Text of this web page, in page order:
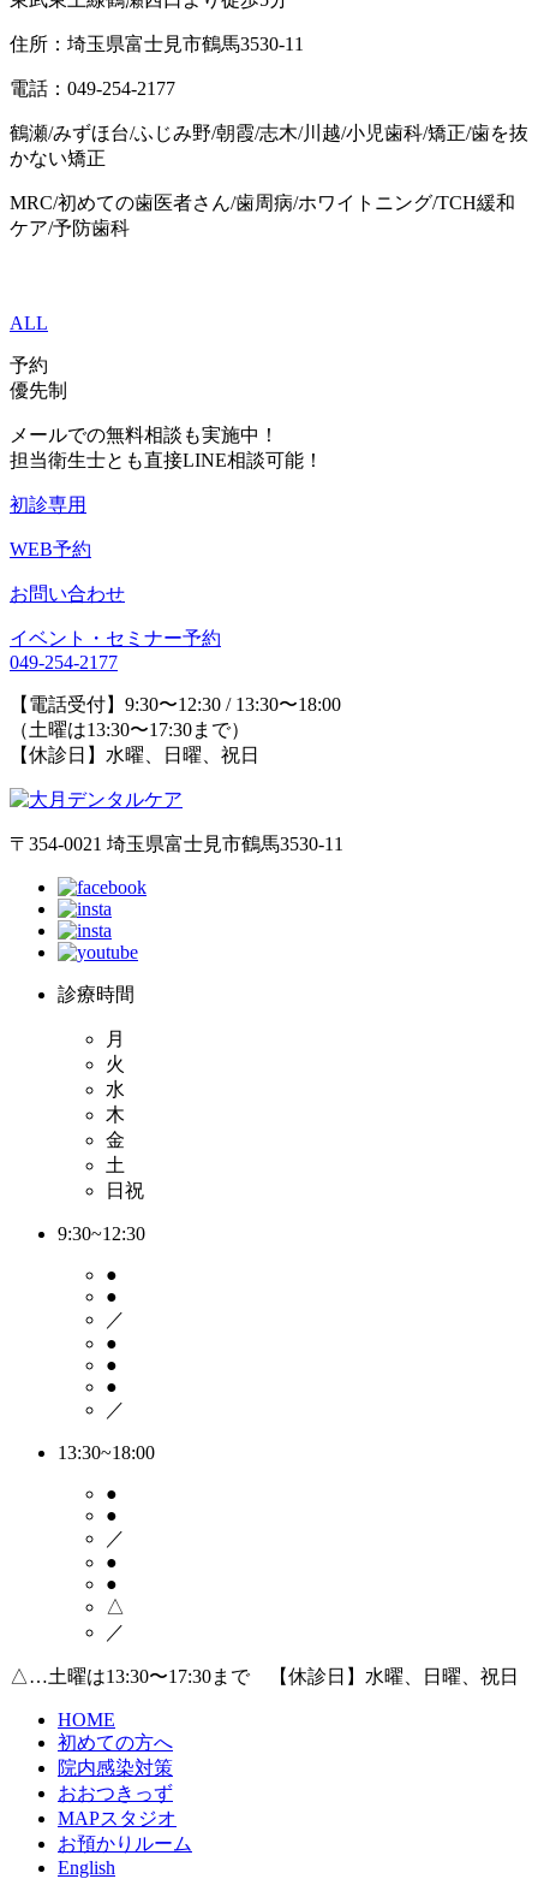
住所：埼玉県富士見市鶴馬3530-11
電話：049-254-2177
鶴瀬/みずほ台/ふじみ野/朝霞/志木/川越/小児歯科/矯正/歯を抜
かない矯正
MRC/初めての歯医者さん/歯周病/ホワイトニング/TCH緩和
ケア/予防歯科
ALL
予約
優先制
メールでの無料相談も実施中！
担当衛生士とも直接LINE相談可能！
初診専用
WEB予約
お問い合わせ
イベント・セミナー予約
049-254-2177
【電話受付】9:30〜12:30 / 13:30〜18:00
（土曜は13:30〜17:30まで）
【休診日】水曜、日曜、祝日
〒354-0021 埼玉県富士見市鶴馬3530-11
診療時間
月
火
水
木
金
土
日祝
9:30~12:30
●
●
／
●
●
●
／
13:30~18:00
●
●
／
●
●
△
／
△…土曜は13:30〜17:30まで 【休診日】水曜、日曜、祝日
HOME
初めての方へ
院内感染対策
おおつきっず
MAPスタジオ
お預かりルーム
English